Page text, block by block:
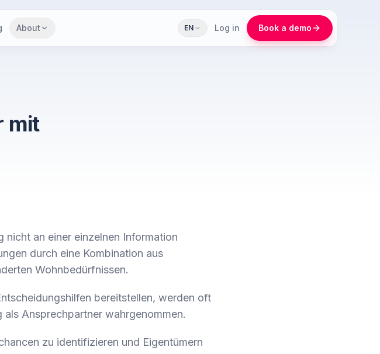
About EN Log in Book a demo
mit
nicht an einer einzelnen Information
durch eine Kombination aus
Wohnbedürfnissen.
bereitstellen, werden oft
Ansprechpartner wahrgenommen.
zu identifizieren und Eigentümern